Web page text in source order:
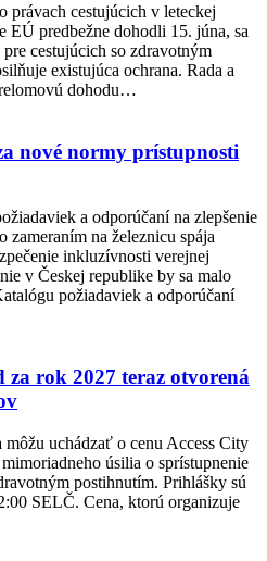
právach cestujúcich v leteckej
EÚ predbežne dohodli 15. júna, sa
cestujúcich so zdravotným
existujúca ochrana. Rada a
dohodu…
nové normy prístupnosti
a odporúčaní na zlepšenie
zameraním na železnicu spája
inkluzívnosti verejnej
v Českej republike by sa malo
požiadaviek a odporúčaní
za rok 2027 teraz otvorená
uchádzať o cenu Access City
úsilia o sprístupnenie
postihnutím. Prihlášky sú
SELČ. Cena, ktorú organizuje